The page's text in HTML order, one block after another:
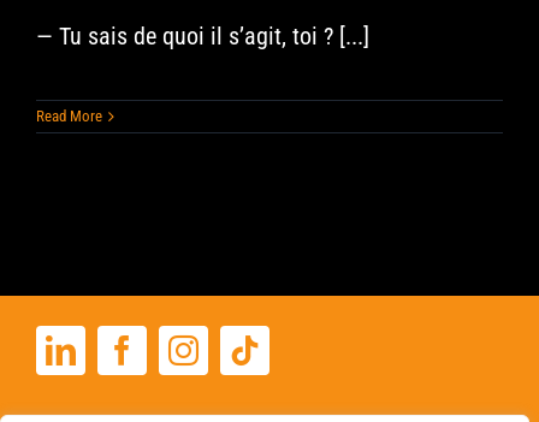
— Tu sais de quoi il s’agit, toi ? [...]
Read More